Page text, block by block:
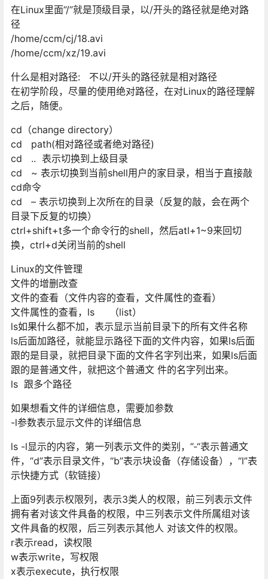
在Linux⾥⾯”/”就是顶级⽬录，以/开头的路径就是绝对路
径
/home/ccm/cj/18.avi
/home/ccm/xz/19.avi
什么是相对路径: 不以/开头的路径就是相对路径
在初学阶段，尽量的使⽤绝对路径，在对Linux的路径理解
之后，随便。
cd（change directory）
cd path(相对路径或者绝对路径)
cd .. 表示切换到上级⽬录
cd ~ 表示切换到当前shell⽤户的家⽬录，相当于直接敲
cd命令
cd – 表示切换到上次所在的⽬录（反复的敲，会在两个
⽬录下反复的切换）
ctrl+shift+t多⼀个命令⾏的shell，然后atl+1~9来回切
换，ctrl+d关闭当前的shell
Linux的⽂件管理
⽂件的增删改查
⽂件的查看（⽂件内容的查看，⽂件属性的查看）
⽂件属性的查看，ls （list）
ls如果什么都不加，表示显示当前⽬录下的所有⽂件名称
ls后⾯加路径，就能显示路径下⾯的⽂件内容，如果ls后⾯
跟的是⽬录，就把⽬录下⾯的⽂件名字列出来，如果ls后⾯
跟的是普通⽂件，就把这个普通⽂ 件的名字列出来。
ls 跟多个路径
如果想看⽂件的详细信息，需要加参数
-l参数表示显示⽂件的详细信息
ls -l显示的内容，第⼀列表示⽂件的类别，”-“表示普通⽂
件，“d”表示⽬录⽂件，“b”表示块设备（存储设备），“l”表
示快捷⽅式（软链接）
上⾯9列表示权限列，表示3类⼈的权限，前三列表示⽂件
拥有者对该⽂件具备的权限，中三列表示⽂件所属组对该
⽂件具备的权限，后三列表示其他⼈ 对该⽂件的权限。
r表示read，读权限
w表示write，写权限
x表示execute，执⾏权限